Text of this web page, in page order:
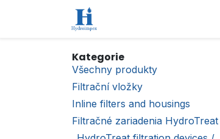
Kategorie
Všechny produkty
Filtrační vložky
Inline filters and housings
Filtračné zariadenia HydroTreat